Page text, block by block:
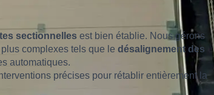
sectionnelles est bien établie. Nous gérons
complexes tels que le désalignement des
automatiques.
précises pour rétablir entièrement la